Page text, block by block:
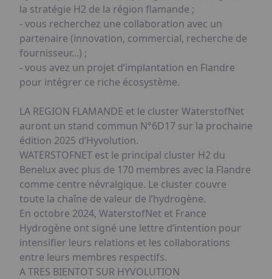
la stratégie H2 de la région flamande ;
- vous recherchez une collaboration avec un
partenaire (innovation, commercial, recherche de
fournisseur...) ;
- vous avez un projet d’implantation en Flandre
pour intégrer ce riche écosystème.
LA REGION FLAMANDE et le cluster WaterstofNet
auront un stand commun N°6D17 sur la prochaine
édition 2025 d’Hyvolution.
WATERSTOFNET est le principal cluster H2 du
Benelux avec plus de 170 membres avec la Flandre
comme centre névralgique. Le cluster couvre
toute la chaîne de valeur de l’hydrogène.
En octobre 2024, WaterstofNet et France
Hydrogène ont signé une lettre d’intention pour
intensifier leurs relations et les collaborations
entre leurs membres respectifs.
A TRES BIENTOT SUR HYVOLUTION